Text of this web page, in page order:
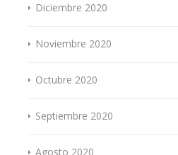
Diciembre 2020
Noviembre 2020
Octubre 2020
Septiembre 2020
Agosto 2020